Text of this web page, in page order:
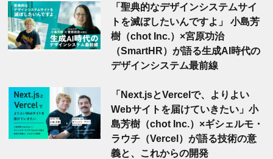
「聖典的なデザインシステムサイ
トを滅ぼしたいんですよ」 小島芳
樹（chot Inc.）×宮原功治
（SmartHR）が語る生成AI時代の
デザインシステム最前線
「Next.jsとVercelで、よりよい
Webサイトを届けていきたい」小
島芳樹（chot Inc.）×ギシェルモ・
ラウチ（Vercel）が語る技術の意
義と、これからの開発